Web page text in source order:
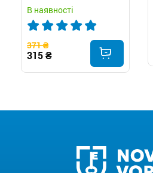
В наявності
371 ₴
315 ₴